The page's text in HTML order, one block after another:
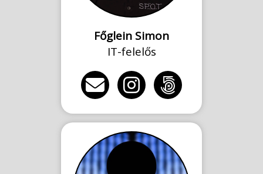
Főglein Simon
IT-felelős